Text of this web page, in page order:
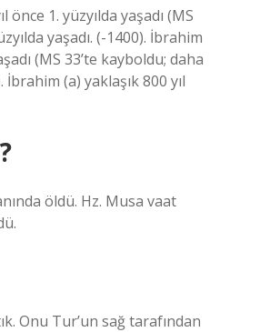
1. yüzyılda yaşadı (MS
yaşadı. (-1400). İbrahim
(MS 33’te kayboldu; daha
(a) yaklaşık 800 yıl
öldü. Hz. Musa vaat
Onu Tur’un sağ tarafından